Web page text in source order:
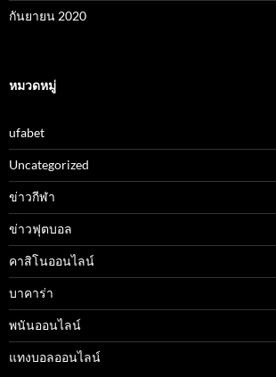
กันยายน 2020
หมวดหมู่
ufabet
Uncategorized
ข่าวกีฬา
ข่าวฟุตบอล
คาสิโนออนไลน์
บาคาร่า
พนันออนไลน์
แทงบอลออนไลน์